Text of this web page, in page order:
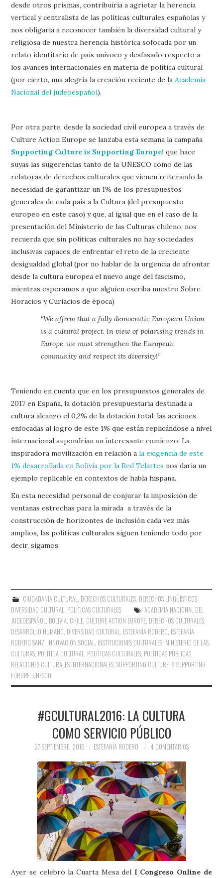
desde otros prismas, contribuiría a agrietar la herencia
vertical y centralista de las políticas culturales españolas y
nos obligaría a reconocer también la diversidad cultural y
religiosa de nuestra herencia histórica sofocada por un
relato identitario de país unívoco y desfasado respecto a
los avances internacionales en materia de política cultural
(por cierto, una alegría la creación reciente de laAcademia
Nacional del judeoespañol).
Por otra parte, desde la sociedad civil europea a través de
Culture Action Europe se lanzaba esta semana la campaña
Supporting Culture is Supporting Europe! que hace
suyas las sugerencias tanto de la UNESCO como de las
relatoras de derechos culturales que vienen reiterando la
necesidad de garantizar un 1% de los presupuestos
generales de cada país a la Cultura (del presupuesto
europeo en este caso) y que, al igual que en el caso de la
presentación del Ministerio de las Culturas chileno, nos
recuerda que sin políticas culturales no hay sociedades
inclusivas capaces de enfrentar el reto de la creciente
desigualdad global (por no hablar de la urgencia de afrontar
desde la cultura europea el nuevo auge del fascismo,
mientras esperamos a que alguien escriba nuestro Sobre
Horacios y Curiacios de época)
“We affirm that a fully democratic European Union
is a cultural project. In view of polarising trends in
Europe, we must strengthen the European
community and respect its diversity!”
Teniendo en cuenta que en los presupuestos generales de
2017 en España, la dotación presupuestaria destinada a
cultura alcanzó el 0,2% de la dotación total, las acciones
enfocadas al logro de este 1% que están replicándose a nivel
internacional supondrían un interesante comienzo. La
inspiradora movilización en relación ala exigencia de este
1% desarrollada en Bolivia por la Red Telartes nos daría un
ejemplo replicable en contextos de habla hispana.
En esta necesidad personal de conjurar la imposición de
ventanas estrechas para la mirada a través de la
construcción de horizontes de inclusión cada vez más
amplios, las políticas culturales siguen teniendo todo por
decir, sigamos.
CIUDADANÍA CULTURAL, DERECHOS CULTURALES, DERECHOS LINGÜÍSTICOS,
DIVERSIDAD CULTURAL, POLÍTICAS CULTURALES
ACADEMIA NACIONAL DEL
JUDEOESPAÑOL, BOLIVIA, CHILE, CULTURE ACTION EUROPE, DERECHOS CULTURALES,
DESARROLLO HUMANO, DIVERSIDAD CULTURAL, ESTEFANÍA RODERO, ESTEFANÍA
RODERO SANZ, INNOVACIÓN SOCIAL, INSTITUCIONES CULTURALES, MINISTERIO DE LAS
CULTURAS, POLÍTICA CULTURAL, POLÍTICAS CULTURALES, POLÍTICAS PÚBLICAS,
RELACIONES CULTURALES INTERNACIONALES,SUPPORTING CULTURE IS SUPPORTING
EUROPE, UNESCO
#GCULTURAL2016: LA CULTURA
COMO SERVICIO PÚBLICO
27 SEPTIEMBRE, 2016 ESTEFANÍA RODERO 4 COMENTARIOS
Ayer se celebró la Cuarta Mesa del I Congreso Online de